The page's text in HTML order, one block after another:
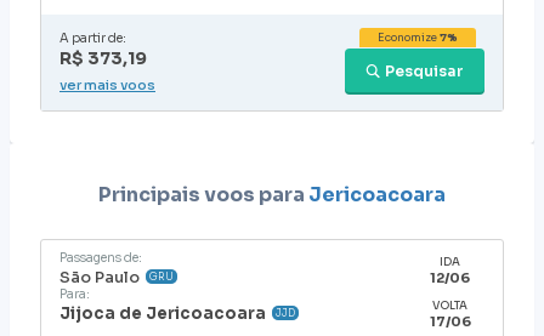
A partir de:
R$ 373,19
Pesquisar
Economize7%
ver mais voos
Principais voos para Jericoacoara
Passagens de:
São Paulo GRU
Para:
Jijoca de Jericoacoara JJD
IDA
12/06
VOLTA
17/06